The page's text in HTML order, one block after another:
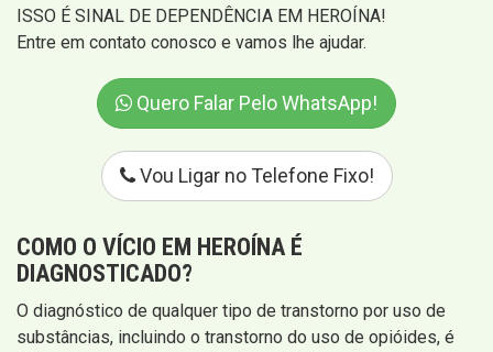
ISSO É SINAL DE DEPENDÊNCIA EM HEROÍNA!
Entre em contato conosco e vamos lhe ajudar.
Quero Falar Pelo WhatsApp!
Vou Ligar no Telefone Fixo!
COMO O VÍCIO EM HEROÍNA É
DIAGNOSTICADO?
O diagnóstico de qualquer tipo de transtorno por uso de
substâncias, incluindo o transtorno do uso de opióides, é